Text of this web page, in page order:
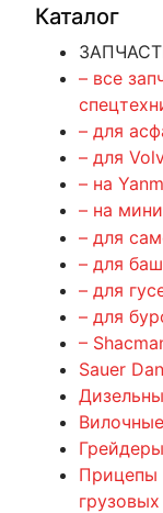
Каталог
– все
– для
– для
– на
– на
– для
– для
– для
– для
–
Sauer
Прицепы